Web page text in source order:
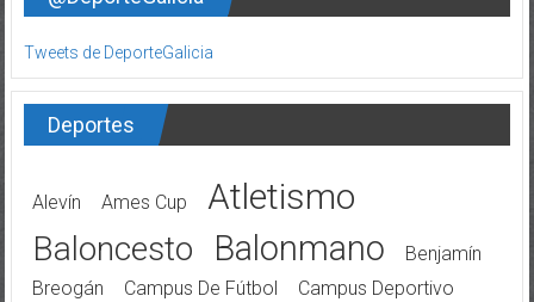
Tweets de DeporteGalicia
Deportes
Alevín Ames Cup Atletismo
Baloncesto Balonmano
Benjamín
Breogán
Campus De Fútbol
Campus Deportivo